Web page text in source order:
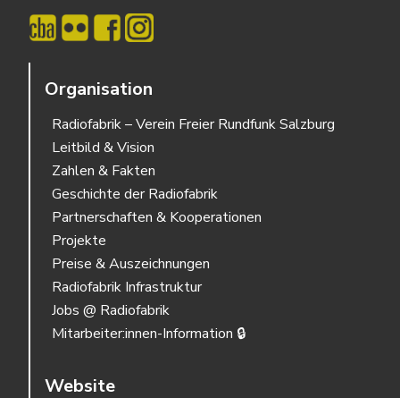
Organisation
Radiofabrik – Verein Freier Rundfunk Salzburg
Leitbild & Vision
Zahlen & Fakten
Geschichte der Radiofabrik
Partnerschaften & Kooperationen
Projekte
Preise & Auszeichnungen
Radiofabrik Infrastruktur
Jobs @ Radiofabrik
Mitarbeiter:innen-Information 🔒
Website